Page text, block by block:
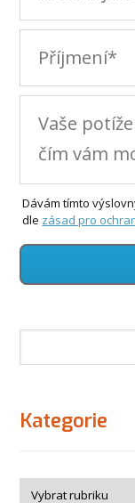
Dávám tímto
dle zásad pro
Kategorie